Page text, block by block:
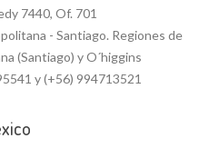
7440, Of. 701
- Santiago. Regiones de
(Santiago) y O´higgins
y (+56) 994713521